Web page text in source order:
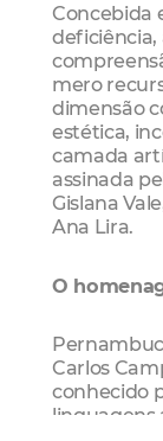
Concebida
deficiência,
mero
dimensão
estética,
camada
assinada
Gislana
Ana Lira.
O
Carlos
conhecido
linguagens